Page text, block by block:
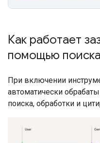
Как работает
помощью
При включении
автоматически
поиска, обработки и